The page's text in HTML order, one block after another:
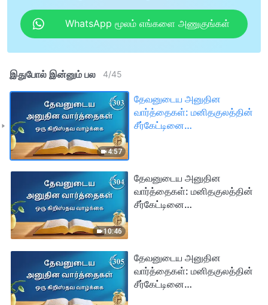
WhatsApp மூலம் எங்களை அணுகுங்கள்
இதுபோல் இன்னும் பல 4/45
4:57
தேவனுடைய அனுதின
வார்த்தைகள்: மனிதகுலத்தின்
சீர்கேட்டினை
10:46
தேவனுடைய அனுதின
வார்த்தைகள்: மனிதகுலத்தின்
சீர்கேட்டினை
தேவனுடைய அனுதின
வார்த்தைகள்: மனிதகுலத்தின்
சீர்கேட்டினை